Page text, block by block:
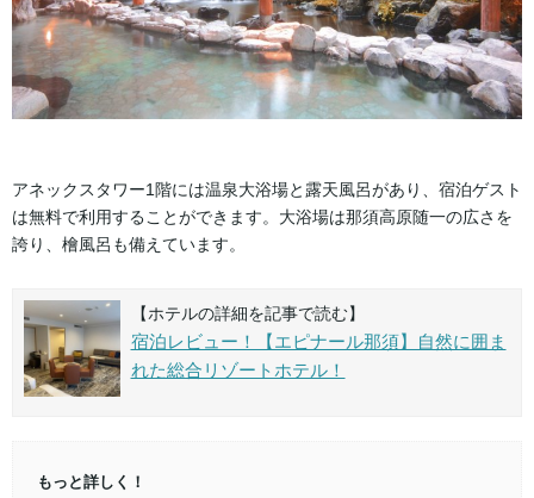
アネックスタワー1階には温泉大浴場と露天風呂があり、宿泊ゲスト
は無料で利用することができます。大浴場は那須高原随一の広さを
誇り、檜風呂も備えています。
【ホテルの詳細を記事で読む】
宿泊レビュー！【エピナール那須】自然に囲ま
れた総合リゾートホテル！
もっと詳しく！